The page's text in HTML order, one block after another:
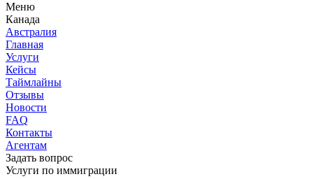
Меню
Канада
Австралия
Главная
Услуги
Кейсы
Таймлайны
Отзывы
Новости
FAQ
Контакты
Агентам
Задать вопрос
Услуги по иммиграции